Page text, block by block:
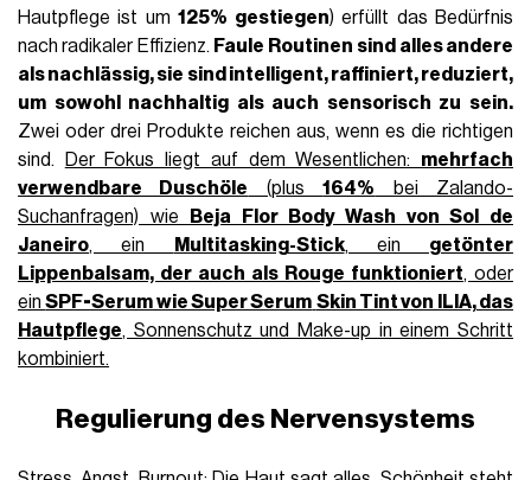
Hautpflege ist um125% gestiegen) erfüllt das Bedürfnis
nach radikaler Effizienz. Faule Routinen sind alles andere
als nachlässig, sie sind intelligent, raffiniert, reduziert,
um sowohl nachhaltig als auch sensorisch zu sein.
Zwei oder drei Produkte reichen aus, wenn es die richtigen
sind.
Der Fokus liegt auf dem Wesentlichen: mehrfach
verwendbare Duschöle (plus164% bei Zalando-
Suchanfragen) wie
Beja Flor Body Wash von Sol de
Janeiro, ein Multitasking-Stick, ein getönter
Lippenbalsam, der auch als Rouge funktioniert, oder
einSPF-Serum wie Super Serum Skin Tint von ILIA, das
Hautpflege, Sonnenschutz und Make-up in einem Schritt
kombiniert.
Regulierung des Nervensystems